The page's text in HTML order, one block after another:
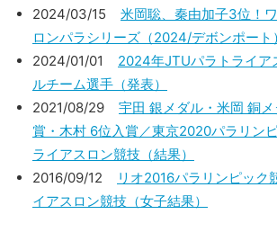
2024/03/15
米岡聡、秦由加子3位！
ロンパラシリーズ（2024/デボンポート
2024/01/01
2024年JTUパラトライア
ルチーム選手（発表）
2021/08/29
宇田 銀メダル・米岡 銅
賞・木村 6位入賞／東京2020パラリン
ライアスロン競技（結果）
2016/09/12
リオ2016パラリンピック
イアスロン競技（女子結果）